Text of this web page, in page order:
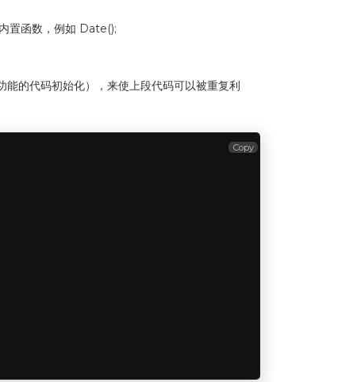
置函数，例如 Date();
的代码初始化），来使上段代码可以被重复利
Copy